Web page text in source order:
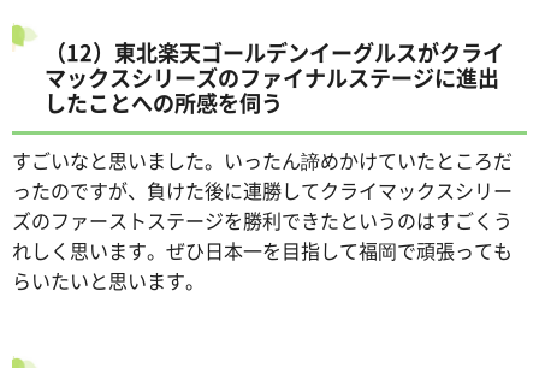
（12）東北楽天ゴールデンイーグルスがクライ
マックスシリーズのファイナルステージに進出
したことへの所感を伺う
すごいなと思いました。いったん諦めかけていたところだ
ったのですが、負けた後に連勝してクライマックスシリー
ズのファーストステージを勝利できたというのはすごくう
れしく思います。ぜひ日本一を目指して福岡で頑張っても
らいたいと思います。